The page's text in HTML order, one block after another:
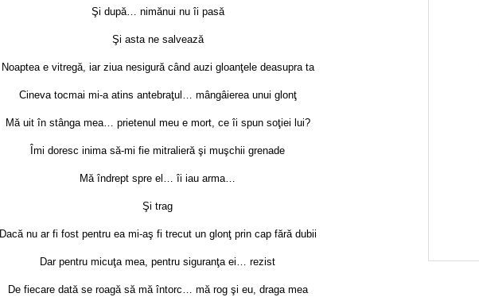
Şi după… nimănui nu îi pasă
Şi asta ne salvează
Noaptea e vitregă, iar ziua nesigură când auzi gloanţele deasupra ta
Cineva tocmai mi-a atins antebraţul… mângâierea unui glonţ
Mă uit în stânga mea… prietenul meu e mort, ce îi spun soţiei lui?
Îmi doresc inima să-mi fie mitralieră şi muşchii grenade
Mă îndrept spre el… îi iau arma…
Şi trag
Dacă nu ar fi fost pentru ea mi-aş fi trecut un glonţ prin cap fără dubii
Dar pentru micuţa mea, pentru siguranţa ei… rezist
De fiecare dată se roagă să mă întorc… mă rog şi eu, draga mea